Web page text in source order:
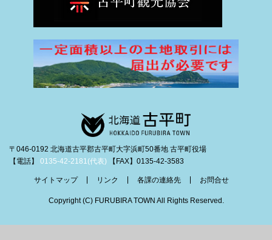
〒046-0192 北海道古平郡古平町大字浜町50番地 古平町役場
【電話】 0135-42-2181(代表) 【FAX】0135-42-3583
サイトマップ リンク 各課の連絡先 お問合せ
Copyright (C) FURUBIRA TOWN All Rights Reserved.